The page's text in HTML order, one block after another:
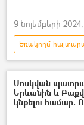
9 նոյեմբերի
Եռակողմ
տեսանյութ
Մոսկվան
Երևանին և
կնքելու